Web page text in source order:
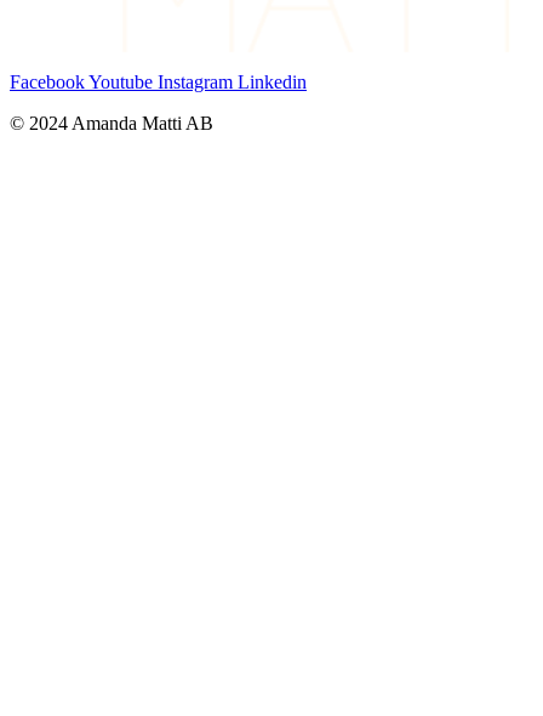
FacebookYoutube Instagram Linkedin
© 2024 Amanda Matti AB